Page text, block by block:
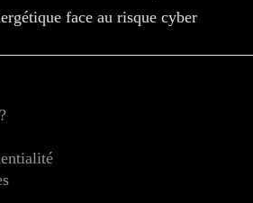
face au risque cyber